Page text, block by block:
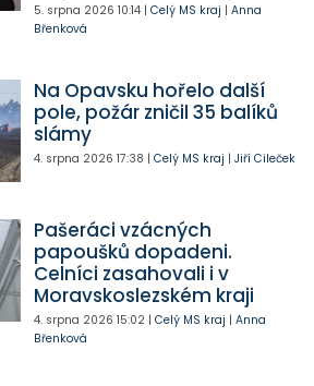
5. srpna 2026 10:14| Celý MS kraj | Anna
Břenková
Na Opavsku hořelo další
pole, požár zničil 35 balíků
slámy
4. srpna 2026 17:38 | Celý MS kraj | Jiří Cileček
Pašeráci vzácných
papoušků dopadeni.
Celníci zasahovali i v
Moravskoslezském kraji
4. srpna 2026 15:02| Celý MS kraj | Anna
Břenková